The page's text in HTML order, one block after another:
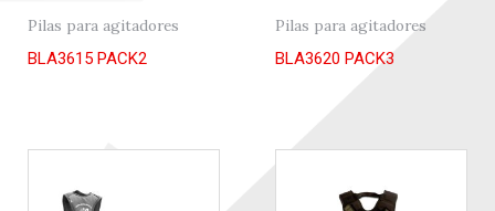
Pilas para agitadores
BLA3615 PACK2
Pilas para agitadores
BLA3620 PACK3